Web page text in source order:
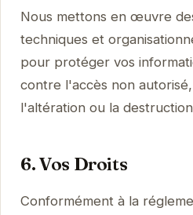
Nous mettons en œuvre
techniques et
pour protéger vos
contre l'accès non
l'altération ou la
6. Vos Droits
Conformément à la